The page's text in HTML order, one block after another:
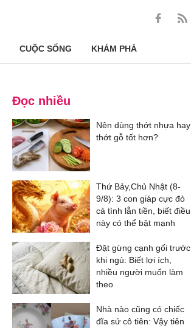
CUỘC SỐNG KHÁM PHÁ
Đọc nhiều
Nên dùng thớt nhựa hay
thớt gỗ tốt hơn?
Thứ Bảy,Chủ Nhật (8-
9/8): 3 con giáp cực đỏ
cả tình lẫn tiền, biết điều
này có thể bật mạnh
Đặt gừng cạnh gối trước
khi ngủ: Biết lợi ích,
nhiều người muốn làm
theo
Nhà nào cũng có chiếc
đĩa sứ cô tiên: Vậy tiên